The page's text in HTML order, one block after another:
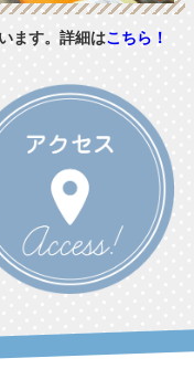
ます。詳細はこちら！